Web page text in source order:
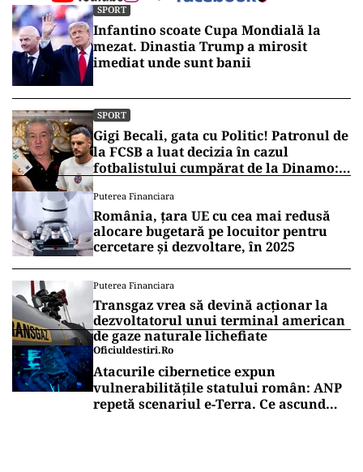
SPORT
Infantino scoate Cupa Mondială la
mezat. Dinastia Trump a mirosit
imediat unde sunt banii
SPORT
Gigi Becali, gata cu Politic! Patronul de
la FCSB a luat decizia în cazul
fotbalistului cumpărat de la Dinamo:
Puterea Financiara
România, țara UE cu cea mai redusă
alocare bugetară pe locuitor pentru
cercetare și dezvoltare, în 2025
Puterea Financiara
Transgaz vrea să devină acționar la
dezvoltatorul unui terminal american
de gaze naturale lichefiate
Oficiuldestiri.ro
Atacurile cibernetice expun
vulnerabilitățile statului român: ANP
repetă scenariul e‑Terra. Ce ascund